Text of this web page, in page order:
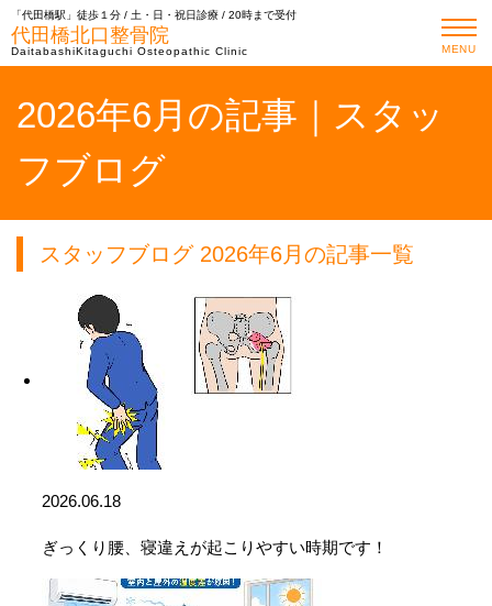
「代田橋駅」徒歩１分 / 土・日・祝日診療 / 20時まで受付
代田橋北口整骨院
DaitabashiKitaguchi Osteopathic Clinic MENU
2026年6月の記事｜スタッ
フブログ
スタッフブログ 2026年6月の記事一覧
2026.06.18
ぎっくり腰、寝違えが起こりやすい時期です！